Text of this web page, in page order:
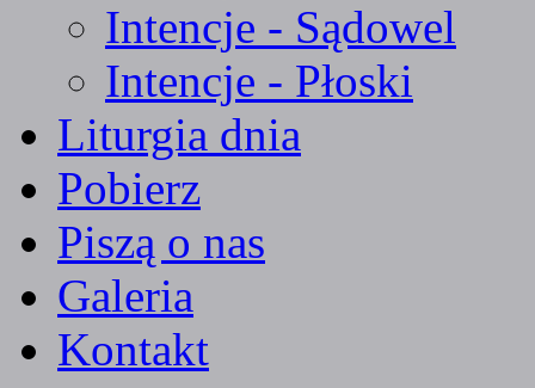
Intencje - Sądowel
Intencje - Płoski
Liturgia dnia
Pobierz
Piszą o nas
Galeria
Kontakt